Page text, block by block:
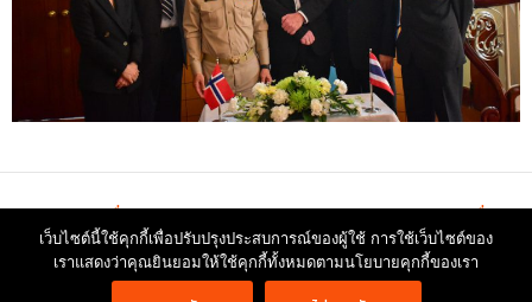
←Previous เรื่อง Next เรื่อง→
เว็บไซต์นี้ใช้คุกกี้เพื่อปรับปรุงประสบการณ์ของผู้ใช้ การใช้เว็บไซต์ของ
เราแสดงว่าคุณยินยอมให้ใช้คุกกี้ทั้งหมดตามนโยบายคุกกี้ของเรา